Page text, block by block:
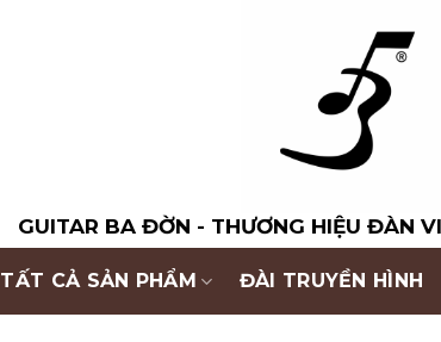
GUITAR BA ĐỜN - THƯƠNG HIỆU ĐÀN
TẤT CẢ SẢN PHẨM ĐÀI TRUYỀN HÌNH